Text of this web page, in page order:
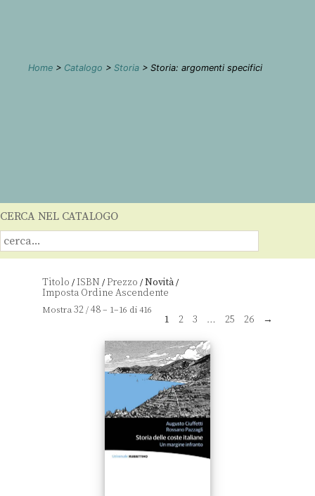
Home > Catalogo > Storia > Storia: argomenti specifici
CERCA NEL CATALOGO
Titolo /ISBN /Prezzo /Novità/
Mostra32/48– 1–16 di 416
1 2 3 … 25 26 →